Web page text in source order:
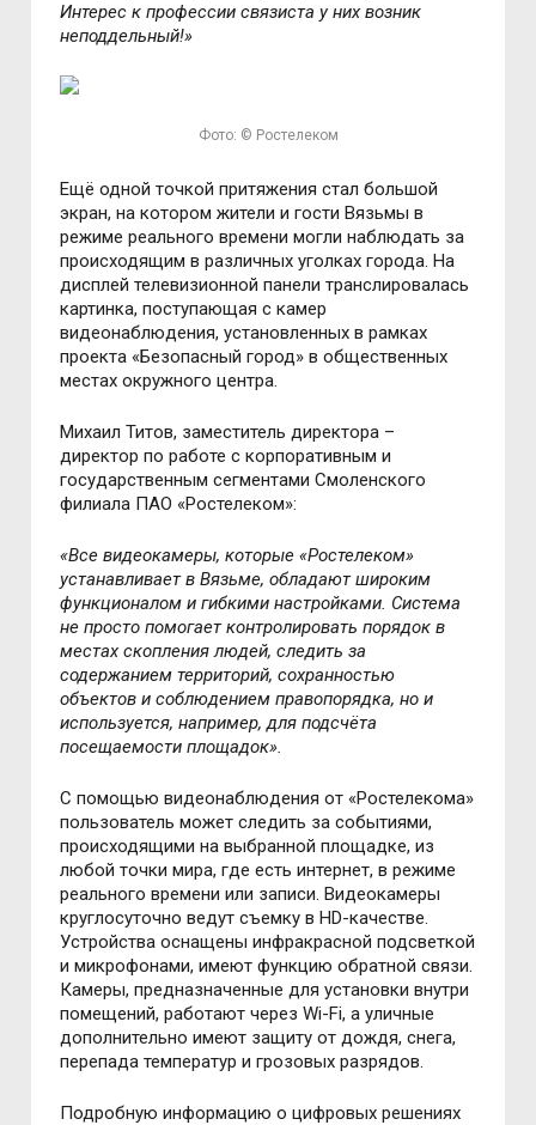
Интерес к профессии связиста у них возник
неподдельный!»
Фото: © Ростелеком
Ещё одной точкой притяжения стал большой
экран, на котором жители и гости Вязьмы в
режиме реального времени могли наблюдать за
происходящим в различных уголках города. На
дисплей телевизионной панели транслировалась
картинка, поступающая с камер
видеонаблюдения, установленных в рамках
проекта «Безопасный город» в общественных
местах окружного центра.
Михаил Титов, заместитель директора –
директор по работе с корпоративным и
государственным сегментами Смоленского
филиала ПАО «Ростелеком»:
«Все видеокамеры, которые «Ростелеком»
устанавливает в Вязьме, обладают широким
функционалом и гибкими настройками. Система
не просто помогает контролировать порядок в
местах скопления людей, следить за
содержанием территорий, сохранностью
объектов и соблюдением правопорядка, но и
используется, например, для подсчёта
посещаемости площадок».
С помощью видеонаблюдения от «Ростелекома»
пользователь может следить за событиями,
происходящими на выбранной площадке, из
любой точки мира, где есть интернет, в режиме
реального времени или записи. Видеокамеры
круглосуточно ведут съемку в HD-качестве.
Устройства оснащены инфракрасной подсветкой
и микрофонами, имеют функцию обратной связи.
Камеры, предназначенные для установки внутри
помещений, работают через Wi-Fi, а уличные
дополнительно имеют защиту от дождя, снега,
перепада температур и грозовых разрядов.
Подробную информацию о цифровых решениях